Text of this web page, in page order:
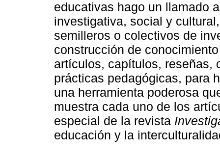
educativas hago un llamado
investigativa, social y
semilleros o colectivos de
construcción de
artículos, capítulos, reseñas,
prácticas pedagógicas, para
una herramienta poderosa
muestra cada uno de los
especial de la revista
educación y la